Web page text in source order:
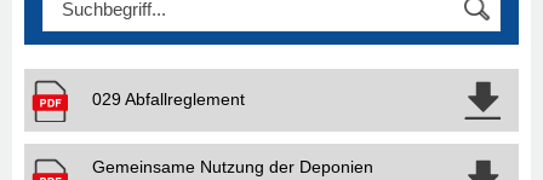
029 Abfallreglement
Gemeinsame Nutzung der Deponien